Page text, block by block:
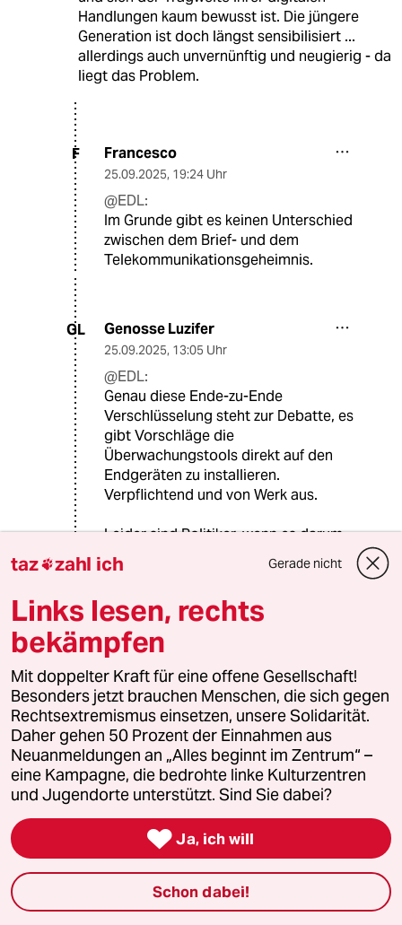
Handlungen kaum bewusst ist. Die jüngere
Generation ist doch längst sensibilisiert ...
allerdings auch unvernünftig und neugierig - da
liegt das Problem.
F Francesco
25.09.2025, 19:24 Uhr
@EDL:
Im Grunde gibt es keinen Unterschied
zwischen dem Brief- und dem
Telekommunikationsgeheimnis.
GL Genosse Luzifer
25.09.2025, 13:05 Uhr
@EDL:
Genau diese Ende-zu-Ende
Verschlüsselung steht zur Debatte, es
gibt Vorschläge die
Überwachungstools direkt auf den
Endgeräten zu installieren.
Verpflichtend und von Werk aus.
Leider sind Politiker, wenn es darum
geht die Bevölkerung zu Überwachen,
nicht mehr im Neuland unterwegs.
wie keinem Politiker irgendeine
Kompetenz in der Sache zu, sie
kaufen sich halt Fachleute und lassen
sich nicht vom Nachdenken über
Konsequenzen behelligen.
T T-Rom
25.09.2025,08:11 Uhr
Gesetzgebung wieder einmal offenbar an
China ein Vorbild nimmt.
Davon abgesehen, ist das Breifgeheimnis ja
schon bei EMails abgeschafft. zB Google
taz zahl ich Gerade nicht
Links lesen, rechts
bekämpfen
Mit doppelter Kraft für eine offene Gesellschaft!
Besonders jetzt brauchen Menschen, die sich gegen
Rechtsextremismus einsetzen, unsere Solidarität.
Daher gehen 50 Prozent der Einnahmen aus
Neuanmeldungen an „Alles beginnt im Zentrum“ –
eine Kampagne, die bedrohte linke Kulturzentren
und Jugendorte unterstützt. Sind Sie dabei?
 Ja, ich will
Schon dabei!